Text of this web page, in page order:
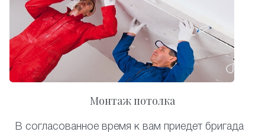
Монтаж потолка
В согласованное время к вам приедет бригада